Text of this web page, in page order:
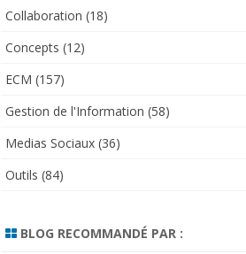
Collaboration (18)
Concepts (12)
ECM (157)
Gestion de l'Information (58)
Medias Sociaux(36)
Outils (84)
BLOG RECOMMANDÉ PAR :